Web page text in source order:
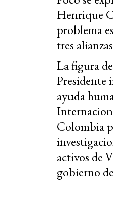
Henrique
problema
tres
La figura
Presidente
ayuda
Colombia
activos de
gobierno